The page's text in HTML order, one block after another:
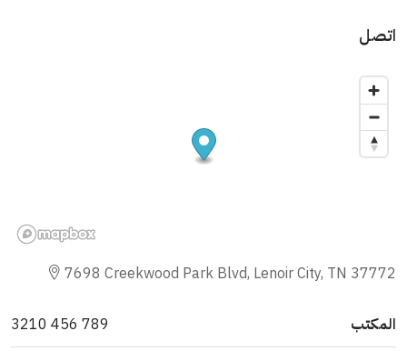
اتصل
7698 Creekwood Park Blvd, Lenoir City, TN 37772
المكتب 789 456 3210